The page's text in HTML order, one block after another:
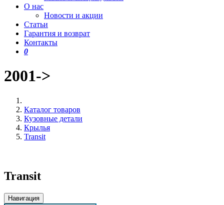
О нас
Новости и акции
Статьи
Гарантия и возврат
Контакты
0
2001->
Каталог товаров
Кузовные детали
Крылья
Transit
Transit
Навигация